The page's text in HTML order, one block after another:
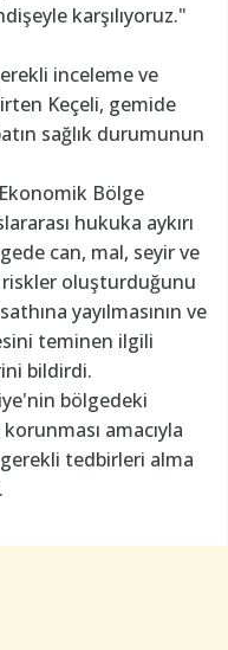
karşılıyoruz."
inceleme ve
Keçeli, gemide
sağlık durumunun
Bölge
hukuka aykırı
can, mal, seyir ve
riskler oluşturduğunu
yayılmasının ve
teminen ilgili
bildirdi.
bölgedeki
amacıyla
tedbirleri alma